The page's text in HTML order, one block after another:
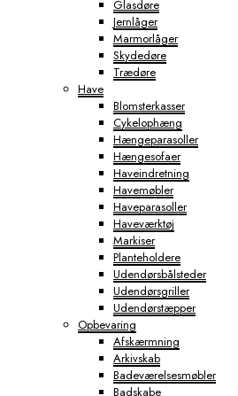
Glasdøre
Jernlåger
Marmorlåger
Skydedøre
Trædøre
Have
Blomsterkasser
Cykelophæng
Hængeparasoller
Hængesofaer
Haveindretning
Havemøbler
Haveparasoller
Haveværktøj
Markiser
Planteholdere
Udendørsbålsteder
Udendørsgriller
Udendørstæpper
Opbevaring
Afskærmning
Arkivskab
Badeværelsesmøbler
Badskabe